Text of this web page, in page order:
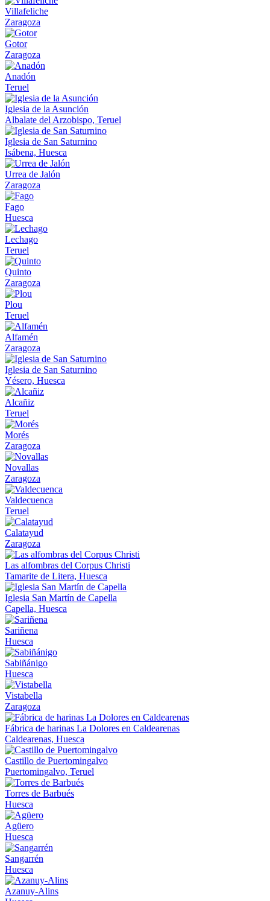
Villafeliche
Zaragoza
Gotor
Zaragoza
Anadón
Teruel
Iglesia de la Asunción
Albalate del Arzobispo, Teruel
Iglesia de San Saturnino
Isábena, Huesca
Urrea de Jalón
Zaragoza
Fago
Huesca
Lechago
Teruel
Quinto
Zaragoza
Plou
Teruel
Alfamén
Zaragoza
Iglesia de San Saturnino
Yésero, Huesca
Alcañiz
Teruel
Morés
Zaragoza
Novallas
Zaragoza
Valdecuenca
Teruel
Calatayud
Zaragoza
Las alfombras del Corpus Christi
Tamarite de Litera, Huesca
Iglesia San Martín de Capella
Capella, Huesca
Sariñena
Huesca
Sabiñánigo
Huesca
Vistabella
Zaragoza
Fábrica de harinas La Dolores en Caldearenas
Caldearenas, Huesca
Castillo de Puertomingalvo
Puertomingalvo, Teruel
Torres de Barbués
Huesca
Agüero
Huesca
Sangarrén
Huesca
Azanuy-Alins